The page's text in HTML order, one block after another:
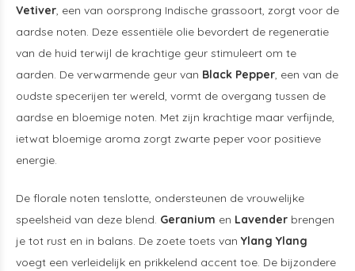
Vetiver, een van oorsprong Indische grassoort, zorgt voor de
aardse noten. Deze essentiële olie bevordert de regeneratie
van de huid terwijl de krachtige geur stimuleert om te
aarden. De verwarmende geur van Black Pepper, een van de
oudste specerijen ter wereld, vormt de overgang tussen de
aardse en bloemige noten. Met zijn krachtige maar verfijnde,
ietwat bloemige aroma zorgt zwarte peper voor positieve
energie.
De florale noten tenslotte, ondersteunen de vrouwelijke
speelsheid van deze blend. Geranium en Lavender brengen
je tot rust en in balans. De zoete toets van Ylang Ylang
voegt een verleidelijk en prikkelend accent toe. De bijzondere